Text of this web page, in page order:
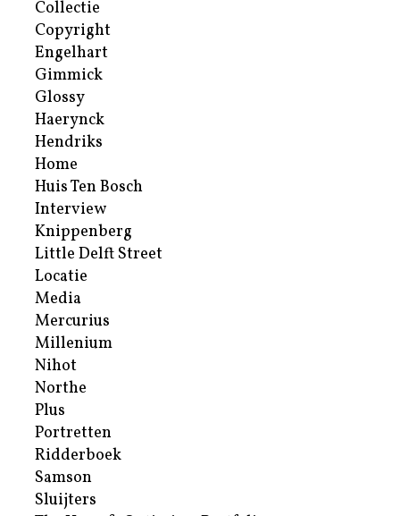
Collectie
Copyright
Engelhart
Gimmick
Glossy
Haerynck
Hendriks
Home
Huis Ten Bosch
Interview
Knippenberg
Little Delft Street
Locatie
Media
Mercurius
Millenium
Nihot
Northe
Plus
Portretten
Ridderboek
Samson
Sluijters